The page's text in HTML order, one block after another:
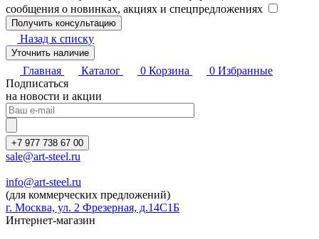
сообщения о новинках, акциях и спецпредложениях
Назад к списку
Уточнить наличие
Главная Каталог 0 Корзина 0 Избранные
Подписаться
на новости и акции
+7 977 738 67 00
sale@art-steel.ru
info@art-steel.ru
(для коммерческих предложений)
г. Москва, ул. 2 Фрезерная, д.14С1Б
Интернет-магазин